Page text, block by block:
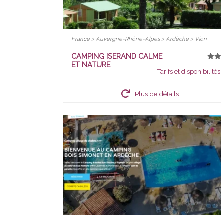
France > Auvergne-Rhône-Alpes > Ardèche > Vion
CAMPING ISERAND CALME
ET NATURE
Tarifs et disponibilités
Plus de détails